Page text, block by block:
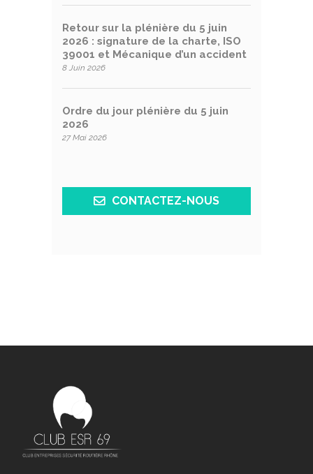
Retour sur la plénière du 5 juin
2026 : signature de la charte, ISO
39001 et Mécanique d’un accident
8 Juin 2026
Ordre du jour plénière du 5 juin
2026
27 Mai 2026
CONTACTEZ-NOUS